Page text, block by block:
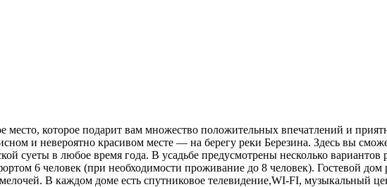
место, которое подарит вам множество положительных впечатлений и
и невероятно красивом месте — на берегу реки Березина. Здесь вы
суеты в любое время года. В усадьбе предусмотрены несколько вариантов
6 человек (при необходимости проживание до 8 человек). Гостевой
В каждом доме есть спутниковое телевидение,WI-FI, музыкальный